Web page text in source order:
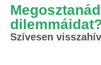
Szívesen